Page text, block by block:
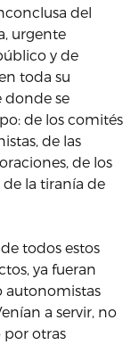
del
urgente
y de
toda su
donde se
de los comités
de las
de los
de la tiranía de
todos estos
ya fueran
autonomistas
a servir, no
por otras